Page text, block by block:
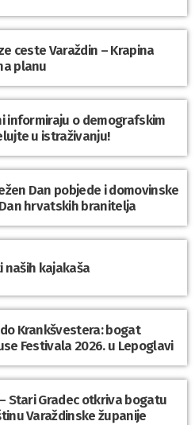
ceste Varaždin – Krapina
planu
informiraju o demografskim
u istraživanju!
Dan pobjede i domovinske
hrvatskih branitelja
naših kajakaša
Krankšvestera: bogat
Festivala 2026. u Lepoglavi
Stari Gradec otkriva bogatu
Varaždinske županije